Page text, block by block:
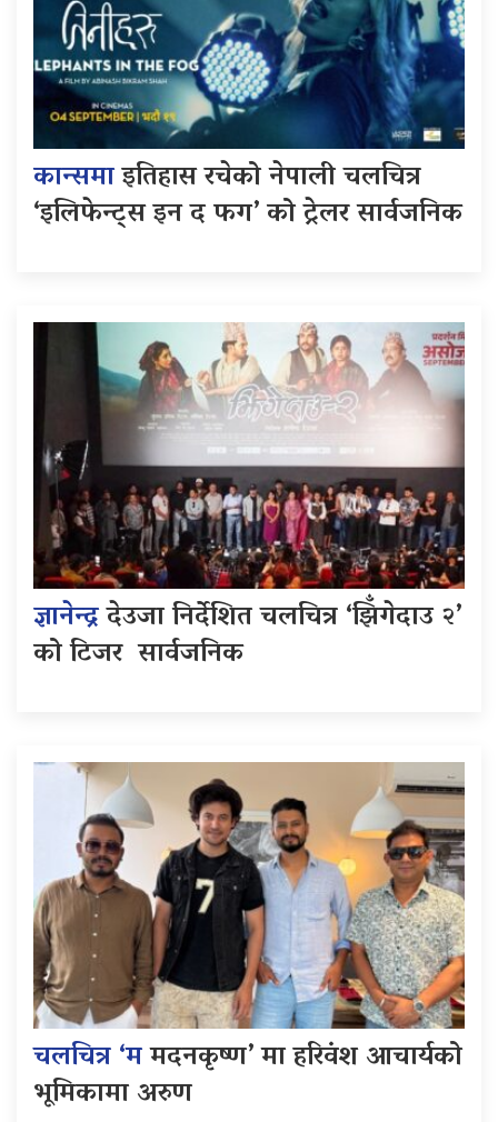
कान्समाइतिहास रचेको नेपाली चलचित्र
‘इलिफेन्ट्स इन द फग’ को ट्रेलर सार्वजनिक
ज्ञानेन्द्रदेउजा निर्देशित चलचित्र ‘झिँगेदाउ २’
को टिजर सार्वजनिक
चलचित्र ‘ममदनकृष्ण’ मा हरिवंश आचार्यको
भूमिकामा अरुण